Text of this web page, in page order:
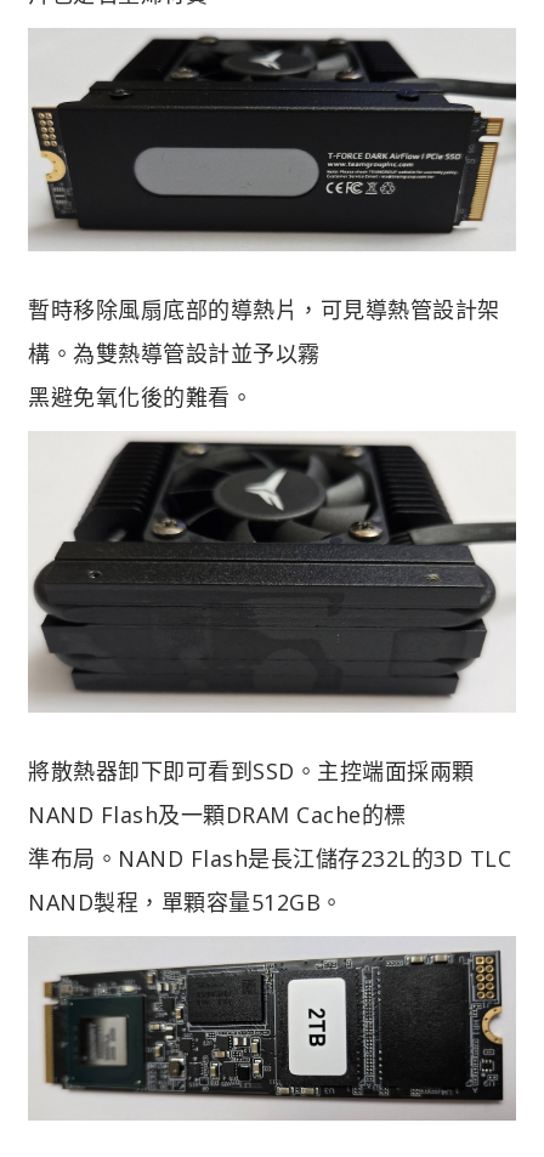
暫時移除風扇底部的導熱片，可見導熱管設計架
構。為雙熱導管設計並予以霧
黑避免氧化後的難看。
將散熱器卸下即可看到SSD。主控端面採兩顆
NAND Flash及一顆DRAM Cache的標
準布局。NAND Flash是長江儲存232L的3D TLC
NAND製程，單顆容量512GB。